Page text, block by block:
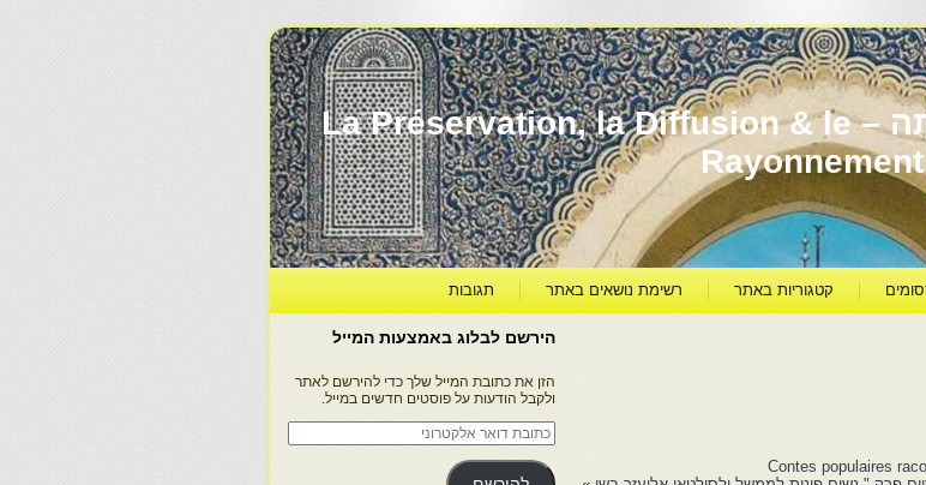
יהדות מרוקו עברה ותרבותה – La Préservation, la Diffusion & le
קטגוריות באתר רשימת נושאים באתר תגובות
Contes populaires
הירשם לבלוג באמצעות המייל
הזן את כתובת המייל שלך כדי להירשם לאתר
ולקבל הודעות על פוסטים חדשים במייל.
כתובת
דואר
אלקטרוני